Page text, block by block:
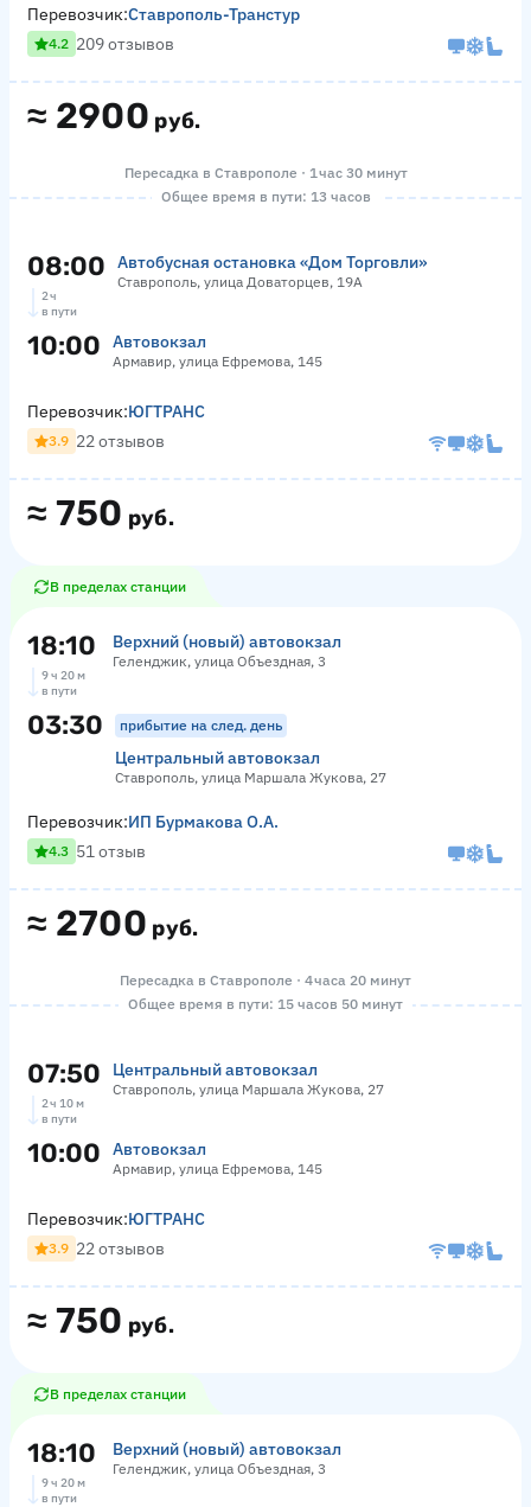
≈ 2900 руб.
Перевозчик:Ставрополь-Транстур
4.2 209 отзывов
Пересадка в Ставрополе · 1 час 30 минут
Общее время в пути: 13 часов
08:00 Автобусная остановка «Дом Торговли»
Ставрополь, улица Доваторцев, 19А
2 ч
в пути
10:00 Автовокзал
Армавир, улица Ефремова, 145
≈ 750 руб.
Перевозчик:ЮГТРАНС
3.9 22 отзывов
В пределах станции
18:10 Верхний (новый) автовокзал
Геленджик, улица Объездная, 3
9 ч 20 м
в пути
03:30 прибытие на след. день
Центральный автовокзал
Ставрополь, улица Маршала Жукова, 27
≈ 2700 руб.
Перевозчик:ИП Бурмакова О.А.
4.3 51 отзыв
Пересадка в Ставрополе · 4 часа 20 минут
Общее время в пути: 15 часов 50 минут
07:50 Центральный автовокзал
Ставрополь, улица Маршала Жукова, 27
2 ч 10 м
в пути
10:00 Автовокзал
Армавир, улица Ефремова, 145
≈ 750 руб.
Перевозчик:ЮГТРАНС
3.9 22 отзывов
В пределах станции
18:10 Верхний (новый) автовокзал
Геленджик, улица Объездная, 3
9 ч 20 м
в пути